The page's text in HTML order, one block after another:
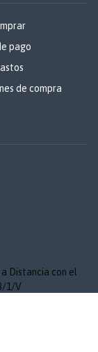
pago
de compra
Distancia con el
1/V